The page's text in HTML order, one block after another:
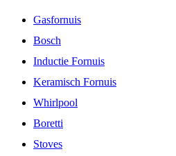
Gasfornuis
Bosch
Inductie Fornuis
Keramisch Fornuis
Whirlpool
Boretti
Stoves